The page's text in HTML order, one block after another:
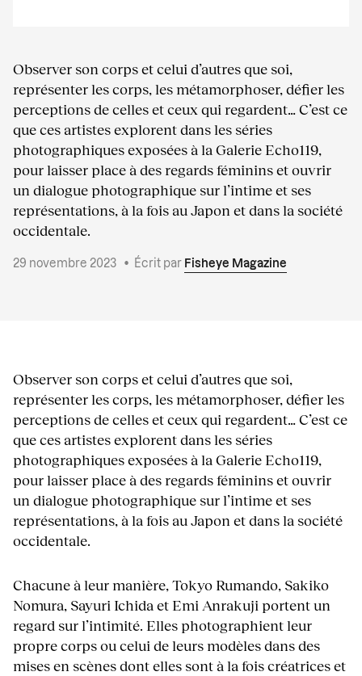
Observer son corps et celui d’autres que soi,
représenter les corps, les métamorphoser, défier les
perceptions de celles et ceux qui regardent… C’est ce
que ces artistes explorent dans les séries
photographiques exposées à la Galerie Echo119,
pour laisser place à des regards féminins et ouvrir
un dialogue photographique sur l’intime et ses
représentations, à la fois au Japon et dans la société
occidentale.
29 novembre 2023 • Écrit par Fisheye Magazine
Observer son corps et celui d’autres que soi,
représenter les corps, les métamorphoser, défier les
perceptions de celles et ceux qui regardent… C’est ce
que ces artistes explorent dans les séries
photographiques exposées à la Galerie Echo119,
pour laisser place à des regards féminins et ouvrir
un dialogue photographique sur l’intime et ses
représentations, à la fois au Japon et dans la société
occidentale.
Chacune à leur manière, Tokyo Rumando, Sakiko
Nomura, Sayuri Ichida et Emi Anrakuji portent un
regard sur l’intimité. Elles photographient leur
propre corps ou celui de leurs modèles dans des
mises en scènes dont elles sont à la fois créatrices et